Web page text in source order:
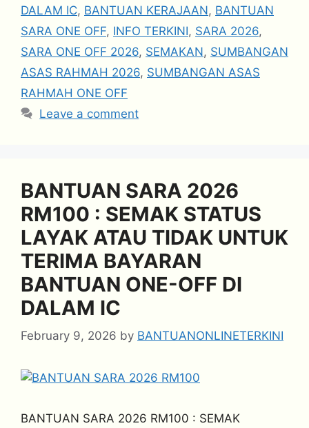
DALAM IC, BANTUAN KERAJAAN, BANTUAN
SARA ONE OFF, INFO TERKINI, SARA 2026,
SARA ONE OFF 2026, SEMAKAN, SUMBANGAN
ASAS RAHMAH 2026, SUMBANGAN ASAS
RAHMAH ONE OFF
Leave a comment
BANTUAN SARA 2026
RM100 : SEMAK STATUS
LAYAK ATAU TIDAK UNTUK
TERIMA BAYARAN
BANTUAN ONE-OFF DI
DALAM IC
February 9, 2026 by BANTUANONLINETERKINI
BANTUAN SARA 2026 RM100 : SEMAK